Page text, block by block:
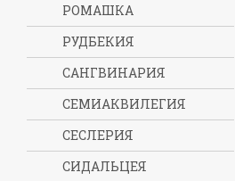
РОМАШКА
РУДБЕКИЯ
САНГВИНАРИЯ
СЕМИАКВИЛЕГИЯ
СЕСЛЕРИЯ
СИДАЛЬЦЕЯ